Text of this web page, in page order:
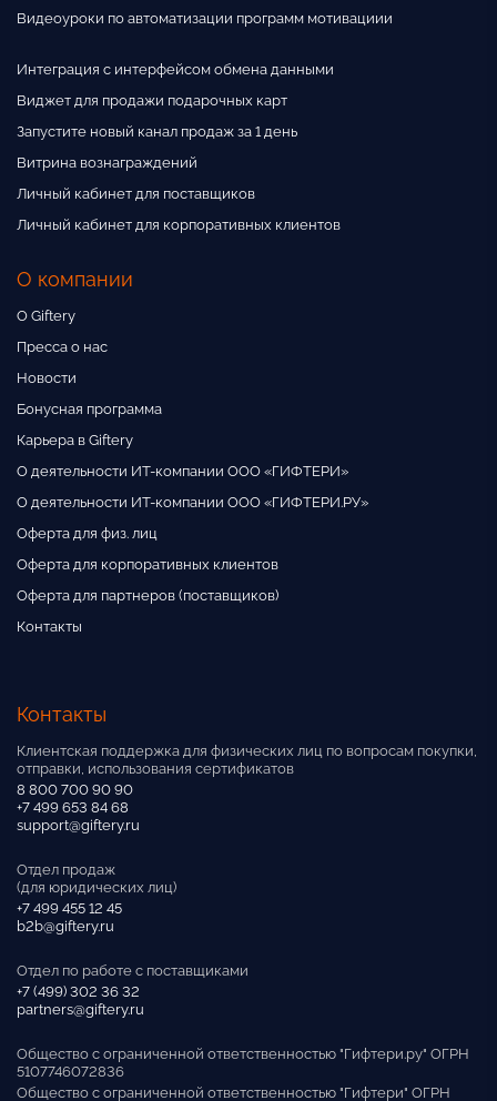
Видеоуроки по автоматизации программ мотивациии
Интеграция с интерфейсом обмена данными
Виджет для продажи подарочных карт
Запустите новый канал продаж за 1 день
Витрина вознаграждений
Личный кабинет для поставщиков
Личный кабинет для корпоративных клиентов
О компании
О Giftery
Пресса о нас
Новости
Бонусная программа
Карьера в Giftery
О деятельности ИТ-компании ООО «ГИФТЕРИ»
О деятельности ИТ-компании ООО «ГИФТЕРИ.РУ»
Оферта для физ. лиц
Оферта для корпоративных клиентов
Оферта для партнеров (поставщиков)
Контакты
Контакты
Клиентская поддержка для физических лиц по вопросам покупки,
отправки, использования сертификатов
8 800 700 90 90
+7 499 653 84 68
support@giftery.ru
Отдел продаж
(для юридических лиц)
+7 499 455 12 45
b2b@giftery.ru
Отдел по работе с поставщиками
+7 (499) 302 36 32
partners@giftery.ru
Общество с ограниченной ответственностью "Гифтери.ру" ОГРН
5107746072836
Общество с ограниченной ответственностью "Гифтери" ОГРН